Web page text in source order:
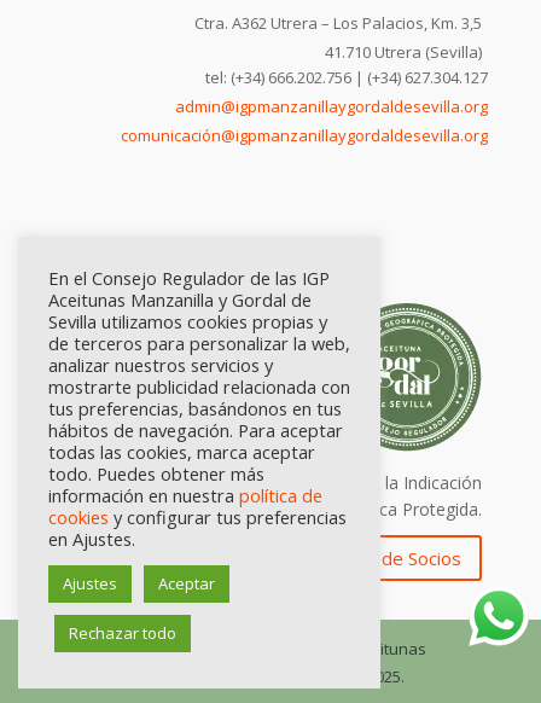
Ctra. A362 Utrera – Los Palacios, Km. 3,5
41.710 Utrera (Sevilla)
tel: (+34) 666.202.756 | (+34) 627.304.127
admin@igpmanzanillaygordaldesevilla.org
comunicación@igpmanzanillaygordaldesevilla.org
Calidad certificada por Origen. Sellos de la Indicación
Geográfica Protegida.
Zona de Socios
© Consejo Regulador de las IGP Aceitunas
Manzanilla y Gordal de Sevilla, 2025.
En el Consejo Regulador de las IGP
Aceitunas Manzanilla y Gordal de
Sevilla utilizamos cookies propias y
de terceros para personalizar la web,
analizar nuestros servicios y
mostrarte publicidad relacionada con
tus preferencias, basándonos en tus
hábitos de navegación. Para aceptar
todas las cookies, marca aceptar
todo. Puedes obtener más
información en nuestra política de
cookies y configurar tus preferencias
en Ajustes.
Ajustes Aceptar
Rechazar todo